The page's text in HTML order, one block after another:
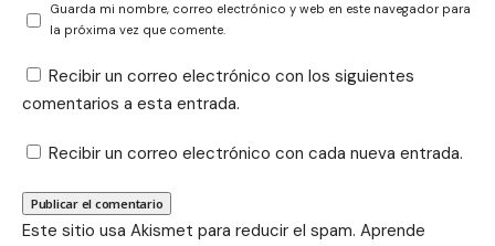
Guarda mi nombre, correo electrónico y web en este navegador para
la próxima vez que comente.
Recibir un correo electrónico con los siguientes
comentarios a esta entrada.
Recibir un correo electrónico con cada nueva entrada.
Este sitio usa Akismet para reducir el spam. Aprende